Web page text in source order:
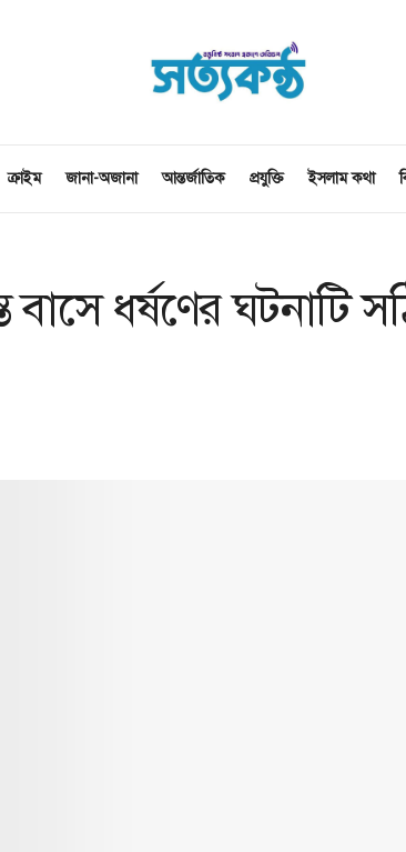
ক্রাইম জানা-অজানা আন্তর্জাতিক প্রযুক্তি ইসলাম কথা
বাসে ধর্ষণের ঘটনাটি